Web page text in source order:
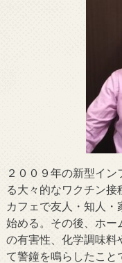
２００９年の新型イ
る大々的なワクチン
カフェで友人・知人
始める。その後、ホー
の有害性、化学調味料
て警鐘を鳴らしたこ